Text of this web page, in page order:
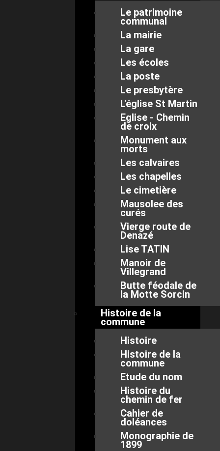
Le patrimoine
communal
La mairie
La gare
Les écoles
La poste
Le presbytère
L'église St Martin
Eglise - Chemin
de croix
Monument aux
morts
Les calvaires
Les chapelles
Le cimetière
Mausolee des
curés
Vierge route de
Denazé
Lise TATIN
Manoir de
Villegrand
Butte féodale de
la Motte Sorcin
Histoire de la
commune
Histoire
Histoire de la
commune
Etude du nom
Histoire du
chemin de fer
Cahier de
doléances
Monographie de
1899